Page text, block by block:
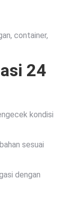
container,
24
kondisi
sesuai
dengan